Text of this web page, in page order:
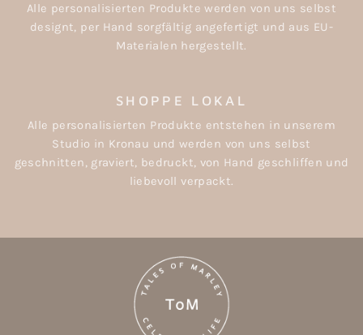
Alle personalisierten Produkte werden von uns selbst
designt, per Hand sorgfältig angefertigt und aus EU-
Materialen hergestellt.
SHOPPE LOKAL
Alle personalisierten Produkte entstehen in unserem
Studio in Kronau und werden von uns selbst
geschnitten, graviert, bedruckt, von Hand geschliffen und
liebevoll verpackt.